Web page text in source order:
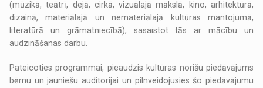
(mūzikā, teātrī, dejā, cirkā, vizuālajā mākslā, kino, arhitektūrā,
dizainā, materiālajā un nemateriālajā kultūras mantojumā,
literatūrā un grāmatniecībā), sasaistot tās ar mācību un
audzināšanas darbu.
Pateicoties programmai, pieaudzis kultūras norišu piedāvājums
bērnu un jauniešu auditorijai un pilnveidojusies šo piedāvājumu